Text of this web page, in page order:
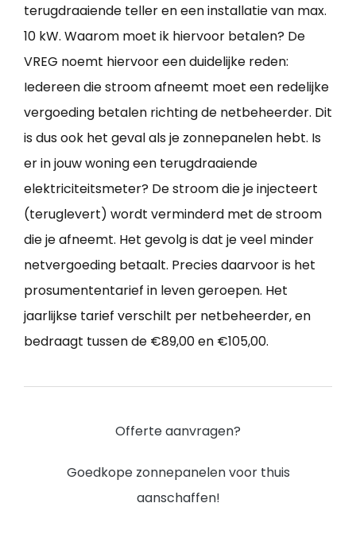
terugdraaiende teller en een installatie van max.
10 kW. Waarom moet ik hiervoor betalen? De
VREG noemt hiervoor een duidelijke reden:
Iedereen die stroom afneemt moet een redelijke
vergoeding betalen richting de netbeheerder. Dit
is dus ook het geval als je zonnepanelen hebt. Is
er in jouw woning een terugdraaiende
elektriciteitsmeter? De stroom die je injecteert
(teruglevert) wordt verminderd met de stroom
die je afneemt. Het gevolg is dat je veel minder
netvergoeding betaalt. Precies daarvoor is het
prosumententarief in leven geroepen. Het
jaarlijkse tarief verschilt per netbeheerder, en
bedraagt tussen de €89,00 en €105,00.
Offerte aanvragen?
Goedkope zonnepanelen voor thuis
aanschaffen!